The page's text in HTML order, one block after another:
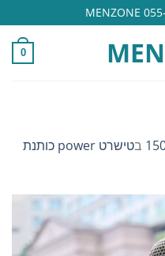
0
ב
טישרט power כותנת